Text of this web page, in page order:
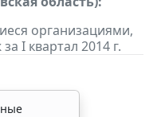
организациями,
I квартал 2014 г.